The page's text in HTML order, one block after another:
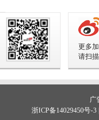
更多
请扫
广
浙ICP备14029450号-3